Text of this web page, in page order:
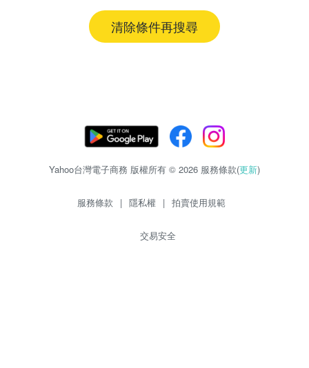
清除條件再搜尋
Yahoo台灣電子商務 版權所有 © 2026 服務條款(更新)
服務條款 | 隱私權 | 拍賣使用規範
交易安全